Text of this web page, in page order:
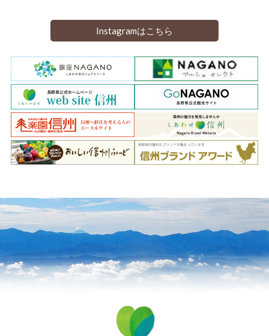
Instagramはこちら